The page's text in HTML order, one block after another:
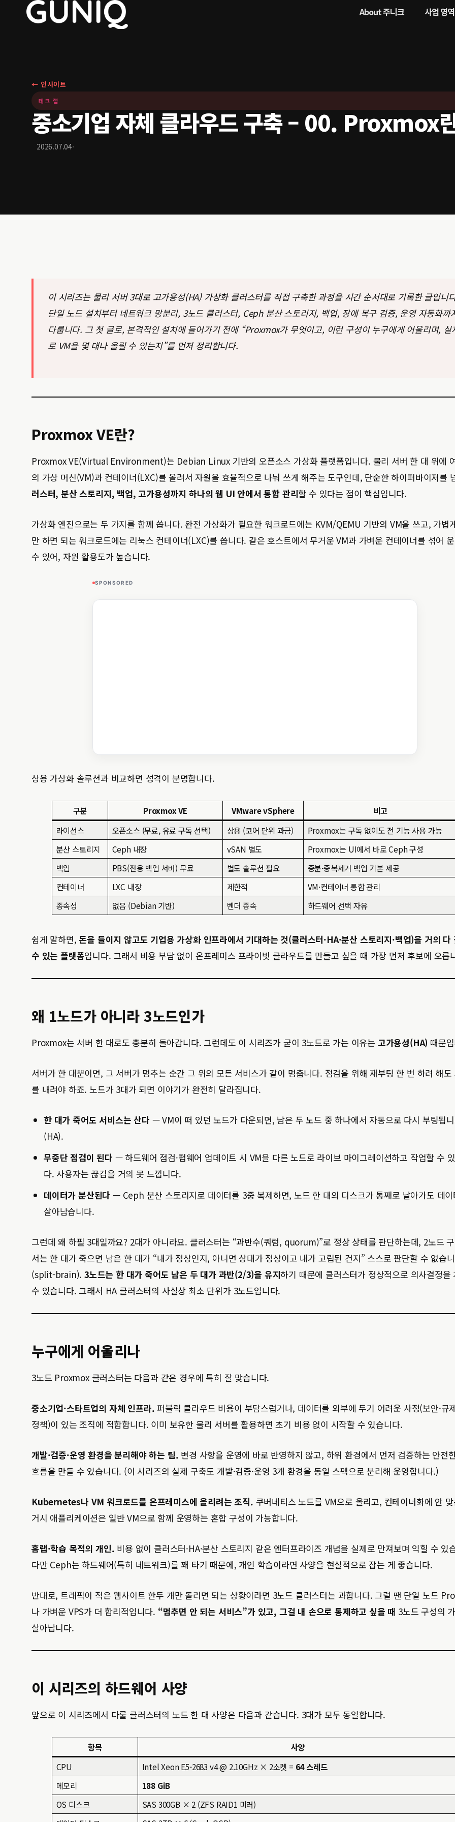
About 주니크 사업 영역
← 인사이트
테크 랩
중소기업 자체 클라우드 구축 – 00. Proxmox
2026.07.04·
이 시리즈는 물리 서버 3대로 고가용성(HA) 가상화 클러스터를 직접 구축한 과정을 시간 순서대로 기록한 글입니
단일 노드 설치부터 네트워크 망분리, 3노드 클러스터, Ceph 분산 스토리지, 백업, 장애 복구 검증, 운영 자동화까
다룹니다. 그 첫 글로, 본격적인 설치에 들어가기 전에 “Proxmox가 무엇이고, 이런 구성이 누구에게 어울리며, 실
로 VM을 몇 대나 올릴 수 있는지”를 먼저 정리합니다.
Proxmox VE란?
Proxmox VE(Virtual Environment)는 Debian Linux 기반의 오픈소스 가상화 플랫폼입니다. 물리 서버 한 대 위에
의 가상 머신(VM)과 컨테이너(LXC)를 올려서 자원을 효율적으로 나눠 쓰게 해주는 도구인데, 단순한 하이퍼바이저를
러스터, 분산 스토리지, 백업, 고가용성까지 하나의 웹 UI 안에서 통합 관리할 수 있다는 점이 핵심입니다.
가상화 엔진으로는 두 가지를 함께 씁니다. 완전 가상화가 필요한 워크로드에는 KVM/QEMU 기반의 VM을 쓰고, 가볍
만 하면 되는 워크로드에는 리눅스 컨테이너(LXC)를 씁니다. 같은 호스트에서 무거운 VM과 가벼운 컨테이너를 섞어
수 있어, 자원 활용도가 높습니다.
SPONSORED
상용 가상화 솔루션과 비교하면 성격이 분명합니다.
구분 Proxmox VE VMware vSphere
비고
라이선스
오픈소스 (무료, 유료 구독 선택) 상용 (코어 단위 과금)
Proxmox는 구독 없이도 전 기능 사용 가능
분산 스토리지
Ceph 내장 vSAN 별도
Proxmox는 UI에서 바로 Ceph 구성
백업
PBS(전용 백업 서버) 무료 별도 솔루션 필요
증분·중복제거 백업 기본 제공
컨테이너
LXC 내장 제한적
VM·컨테이너 통합 관리
종속성
없음 (Debian 기반) 벤더 종속 하드웨어 선택 자유
쉽게 말하면, 돈을 들이지 않고도 기업용 가상화 인프라에서 기대하는 것(클러스터·HA·분산 스토리지·백업)을 거의 다
수 있는 플랫폼입니다. 그래서 비용 부담 없이 온프레미스 프라이빗 클라우드를 만들고 싶을 때 가장 먼저 후보에 오릅
왜 1노드가 아니라 3노드인가
Proxmox는 서버 한 대로도 충분히 돌아갑니다. 그런데도 이 시리즈가 굳이 3노드로 가는 이유는 고가용성(HA) 때문
서버가 한 대뿐이면, 그 서버가 멈추는 순간 그 위의 모든 서비스가 같이 멈춥니다. 점검을 위해 재부팅 한 번 하려 해도
를 내려야 하죠. 노드가 3대가 되면 이야기가 완전히 달라집니다.
한 대가 죽어도 서비스는 산다 — VM이 떠 있던 노드가 다운되면, 남은 두 노드 중 하나에서 자동으로 다시 부팅됩
(HA).
무중단 점검이 된다 — 하드웨어 점검·펌웨어 업데이트 시 VM을 다른 노드로 라이브 마이그레이션하고 작업할 수
다. 사용자는 끊김을 거의 못 느낍니다.
데이터가 분산된다 — Ceph 분산 스토리지로 데이터를 3중 복제하면, 노드 한 대의 디스크가 통째로 날아가도 데이
살아남습니다.
그런데 왜 하필 3대일까요? 2대가 아니라요. 클러스터는 “과반수(쿼럼, quorum)”로 정상 상태를 판단하는데, 2노드
서는 한 대가 죽으면 남은 한 대가 “내가 정상인지, 아니면 상대가 정상이고 내가 고립된 건지” 스스로 판단할 수 없습
(split-brain).3노드는 한 대가 죽어도 남은 두 대가 과반(2/3)을 유지하기 때문에 클러스터가 정상적으로 의사결정을
수 있습니다. 그래서 HA 클러스터의 사실상 최소 단위가 3노드입니다.
누구에게 어울리나
3노드 Proxmox 클러스터는 다음과 같은 경우에 특히 잘 맞습니다.
중소기업·스타트업의 자체 인프라. 퍼블릭 클라우드 비용이 부담스럽거나, 데이터를 외부에 두기 어려운 사정(보안·규
정책)이 있는 조직에 적합합니다. 이미 보유한 물리 서버를 활용하면 초기 비용 없이 시작할 수 있습니다.
개발·검증·운영 환경을 분리해야 하는 팀. 변경 사항을 운영에 바로 반영하지 않고, 하위 환경에서 먼저 검증하는 안전
흐름을 만들 수 있습니다. (이 시리즈의 실제 구축도 개발·검증·운영 3개 환경을 동일 스펙으로 분리해 운영합니다.)
Kubernetes나 VM 워크로드를 온프레미스에 올리려는 조직. 쿠버네티스 노드를 VM으로 올리고, 컨테이너화에 안
거시 애플리케이션은 일반 VM으로 함께 운영하는 혼합 구성이 가능합니다.
홈랩·학습 목적의 개인. 비용 없이 클러스터·HA·분산 스토리지 같은 엔터프라이즈 개념을 실제로 만져보며 익힐 수 있
다만 Ceph는 하드웨어(특히 네트워크)를 꽤 타기 때문에, 개인 학습이라면 사양을 현실적으로 잡는 게 좋습니다.
반대로, 트래픽이 적은 웹사이트 한두 개만 돌리면 되는 상황이라면 3노드 클러스터는 과합니다. 그럴 땐 단일 노드
나 가벼운 VPS가 더 합리적입니다. “멈추면 안 되는 서비스”가 있고, 그걸 내 손으로 통제하고 싶을 때 3노드 구성의
살아납니다.
이 시리즈의 하드웨어 사양
앞으로 이 시리즈에서 다룰 클러스터의 노드 한 대 사양은 다음과 같습니다. 3대가 모두 동일합니다.
항목
사양
CPU
Intel Xeon E5-2683 v4 @ 2.10GHz × 2소켓 = 64 스레드
메모리
188 GiB
OS 디스크
SAS 300GB × 2 (ZFS RAID1 미러)